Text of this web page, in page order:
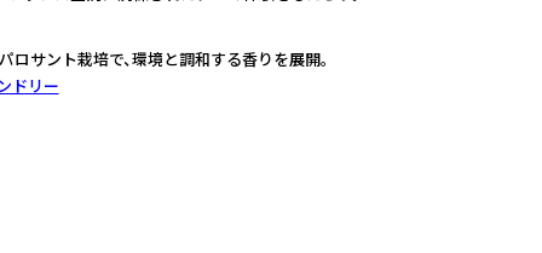
サント栽培で、環境と調和する香りを展開。
ドリー